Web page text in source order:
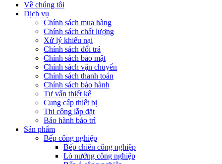
Về chúng tôi
Dịch vụ
Chính sách mua hàng
Chính sách chất lượng
Xử lý khiếu nại
Chính sách đổi trả
Chính sách bảo mật
Chính sách vận chuyển
Chính sách thanh toán
Chính sách bảo hành
Tư vấn thiết kế
Cung cấp thiết bị
Thi công lắp đặt
Bảo hành bảo trì
Sản phẩm
Bếp công nghiệp
Bếp chiên công nghiệp
Lò nướng công nghiệp